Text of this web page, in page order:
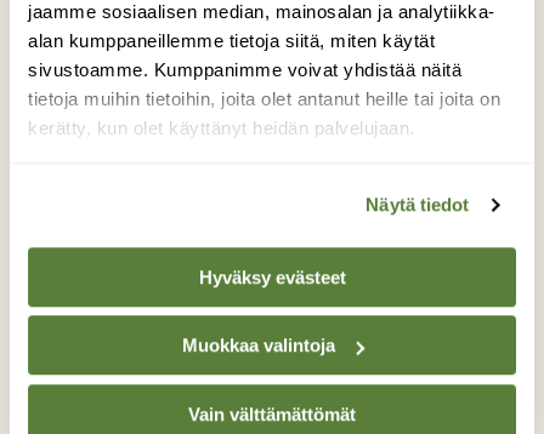
jaamme sosiaalisen median, mainosalan ja analytiikka-
alan kumppaneillemme tietoja siitä, miten käytät
sivustoamme. Kumppanimme voivat yhdistää näitä
tietoja muihin tietoihin, joita olet antanut heille tai joita on
kerätty, kun olet käyttänyt heidän palvelujaan.
Näytä tiedot
Hyväksy evästeet
Muokkaa valintoja
Vain välttämättömät
nähdään :)
Valokuvaaja: Kaarlo Asikainen, Iisalmi 9.2.2022
TAKAISIN LISTAAN